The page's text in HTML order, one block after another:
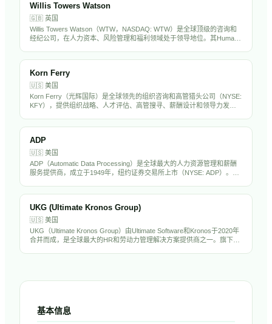
Willis Towers Watson
🇬🇧 英国
Willis Towers Watson（WTW，NASDAQ: WTW）是全球顶级的咨询和
经纪公司，在人力资本、风险管理和福利领域处于领导地位。其Human
Korn Ferry
🇺🇸 美国
Korn Ferry（光辉国际）是全球领先的组织咨询和高管猎头公司（NYSE:
KFY），提供组织战略、人才评估、高管搜寻、薪酬设计和领导力发展
ADP
🇺🇸 美国
ADP（Automatic Data Processing）是全球最大的人力资源管理和薪酬
服务提供商，成立于1949年，纽约证券交易所上市（NYSE: ADP）。公
UKG (Ultimate Kronos Group)
🇺🇸 美国
UKG（Ultimate Kronos Group）由Ultimate Software和Kronos于2020年
合并而成，是全球最大的HR和劳动力管理解决方案提供商之一。旗下产
基本信息